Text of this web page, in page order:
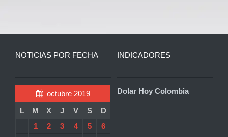
NOTICIAS POR FECHA
octubre 2019
L
M X J V S
D
1
2 3 4 5
6
INDICADORES
Dolar Hoy Colombia